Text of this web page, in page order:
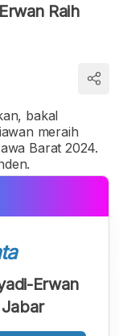
Raih
bakal
meraih
Barat 2024.
Erwan